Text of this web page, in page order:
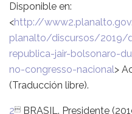
Disponible en:
<http://
planalto/discursos/2019/
republica-jair-bolsonaro-
no-congresso-nacional>
(Traducción libre).
2 BRASIL. Presidente